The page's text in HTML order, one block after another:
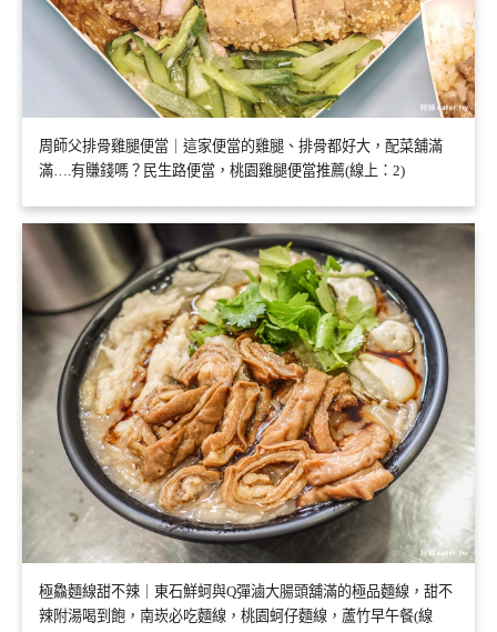
周師父排骨雞腿便當｜這家便當的雞腿、排骨都好大，配菜舖滿
滿….有賺錢嗎？民生路便當，桃園雞腿便當推薦(線上：2)
極鱻麵線甜不辣｜東石鮮蚵與Q彈滷大腸頭舖滿的極品麵線，甜不
辣附湯喝到飽，南崁必吃麵線，桃園蚵仔麵線，蘆竹早午餐(線